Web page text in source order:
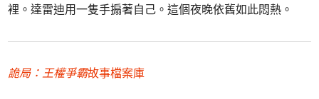
裡。達雷迪用一隻手搧著自己。這個夜晚依舊如此悶熱。
詭局：王權爭霸故事檔案庫